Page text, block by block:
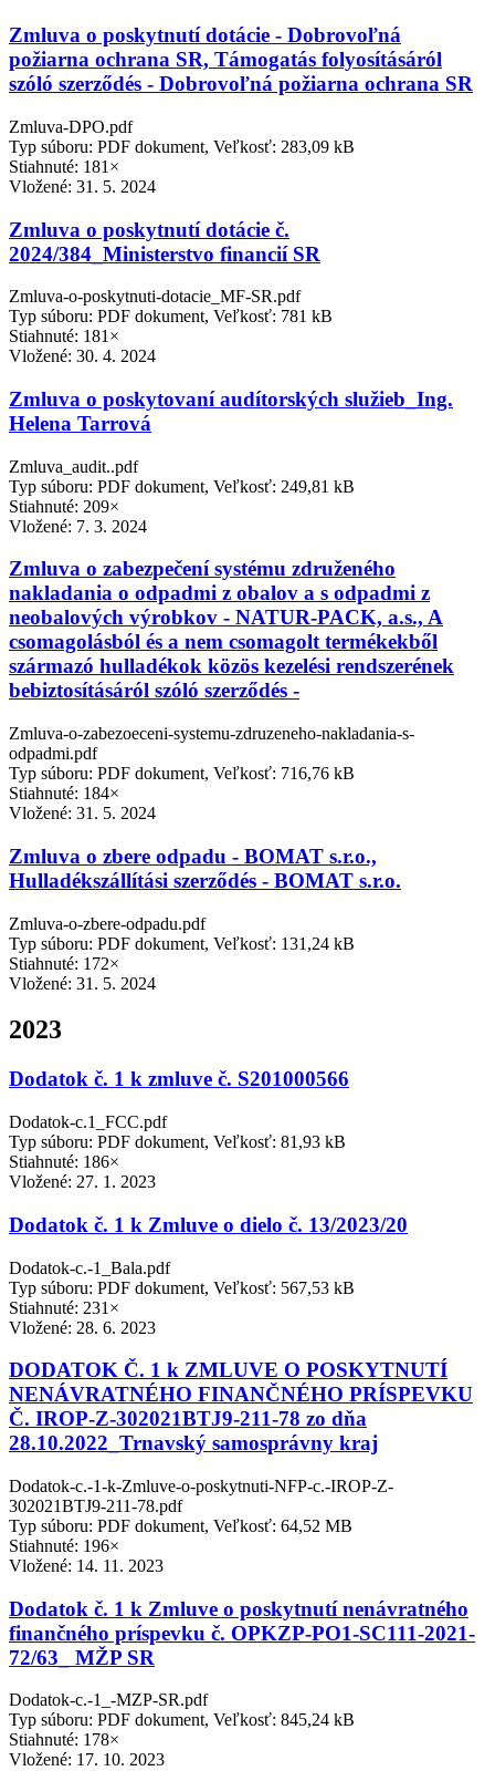
Zmluva o poskytnutí dotácie - Dobrovoľná
požiarna ochrana SR, Támogatás folyosításáról
szóló szerződés - Dobrovoľná požiarna ochrana SR
Zmluva-DPO.pdf
Typ súboru: PDF dokument, Veľkosť: 283,09 kB
Stiahnuté: 181×
Vložené: 31. 5. 2024
Zmluva o poskytnutí dotácie č.
2024/384_Ministerstvo financií SR
Zmluva-o-poskytnuti-dotacie_MF-SR.pdf
Typ súboru: PDF dokument, Veľkosť: 781 kB
Stiahnuté: 181×
Vložené: 30. 4. 2024
Zmluva o poskytovaní audítorských služieb_Ing.
Helena Tarrová
Zmluva_audit..pdf
Typ súboru: PDF dokument, Veľkosť: 249,81 kB
Stiahnuté: 209×
Vložené: 7. 3. 2024
Zmluva o zabezpečení systému združeného
nakladania o odpadmi z obalov a s odpadmi z
neobalových výrobkov - NATUR-PACK, a.s., A
csomagolásból és a nem csomagolt termékekből
származó hulladékok közös kezelési rendszerének
bebiztosításáról szóló szerződés -
Zmluva-o-zabezoeceni-systemu-zdruzeneho-nakladania-s-
odpadmi.pdf
Typ súboru: PDF dokument, Veľkosť: 716,76 kB
Stiahnuté: 184×
Vložené: 31. 5. 2024
Zmluva o zbere odpadu - BOMAT s.r.o.,
Hulladékszállítási szerződés - BOMAT s.r.o.
Zmluva-o-zbere-odpadu.pdf
Typ súboru: PDF dokument, Veľkosť: 131,24 kB
Stiahnuté: 172×
Vložené: 31. 5. 2024
2023
Dodatok č. 1 k zmluve č. S201000566
Dodatok-c.1_FCC.pdf
Typ súboru: PDF dokument, Veľkosť: 81,93 kB
Stiahnuté: 186×
Vložené: 27. 1. 2023
Dodatok č. 1 k Zmluve o dielo č. 13/2023/20
Dodatok-c.-1_Bala.pdf
Typ súboru: PDF dokument, Veľkosť: 567,53 kB
Stiahnuté: 231×
Vložené: 28. 6. 2023
DODATOK Č. 1 k ZMLUVE O POSKYTNUTÍ
NENÁVRATNÉHO FINANČNÉHO PRÍSPEVKU
Č. IROP-Z-302021BTJ9-211-78 zo dňa
28.10.2022_Trnavský samosprávny kraj
Dodatok-c.-1-k-Zmluve-o-poskytnuti-NFP-c.-IROP-Z-
302021BTJ9-211-78.pdf
Typ súboru: PDF dokument, Veľkosť: 64,52 MB
Stiahnuté: 196×
Vložené: 14. 11. 2023
Dodatok č. 1 k Zmluve o poskytnutí nenávratného
finančného príspevku č. OPKZP-PO1-SC111-2021-
72/63_ MŽP SR
Dodatok-c.-1_-MZP-SR.pdf
Typ súboru: PDF dokument, Veľkosť: 845,24 kB
Stiahnuté: 178×
Vložené: 17. 10. 2023